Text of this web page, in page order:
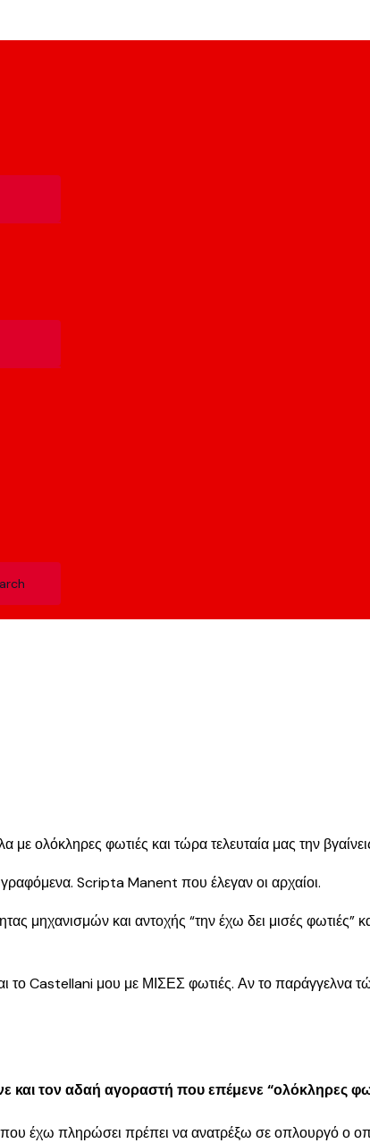
ολόκληρες φωτιές και τώρα τελευταία μας την
Scripta Manent που έλεγαν οι αρχαίοι.
μηχανισμών και αντοχής “την έχω δει μισές φωτιές”
το Castellani μου με ΜΙΣΕΣ φωτιές. Αν το παράγγελνα
και τον αδαή αγοραστή που επέμενε “ολόκληρες
έχω πληρώσει πρέπει να ανατρέξω σε οπλουργό ο